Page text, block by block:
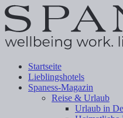
Startseite
Lieblingshotels
Spaness-Magazin
Reise & Urlaub
Urlaub in